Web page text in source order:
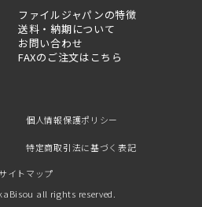
ファイルジャパンの特徴
送料・納期について
お問い合わせ
FAXのご注文はこちら
個人情報保護ポリシー
特定商取引法に基づく表記
イトマップ
all rights reserved.